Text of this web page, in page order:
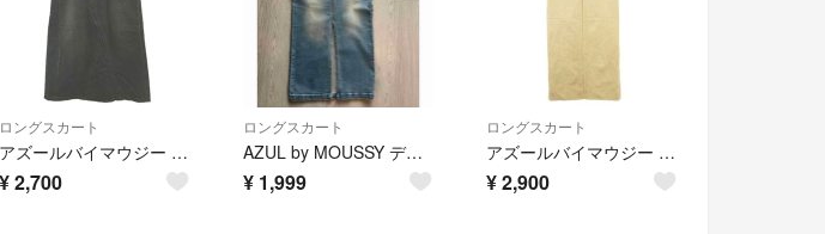
ロングスカート
アズールバイマウジー デニムスカート M 黒 ブラック アシンメトリーデザイン
¥2,700
ロングスカート
AZUL by MOUSSY デニムタイトスカート
¥ 1,999
ロングスカート
アズールバイマウジー スカート フェイクスエード バックスリット M ベージュ
¥2,900